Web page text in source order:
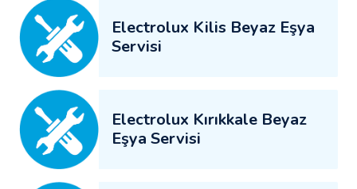
Electrolux Kilis Beyaz Eşya
Servisi
Electrolux Kırıkkale Beyaz
Eşya Servisi